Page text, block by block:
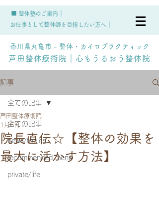
■ 整体塾のご案内｜
お仕事として整体師を目指したい方へ｜
香川県丸亀市 - 整体・カイロプラクティック
芦田整体療術院｜心もうるおう整体院
記事
全ての記事
news/topics
recommended menu
private/life
全ての記事
院長直伝☆【整体の効果を
最大に活かす方法】
芦田整体療術院
1月6日